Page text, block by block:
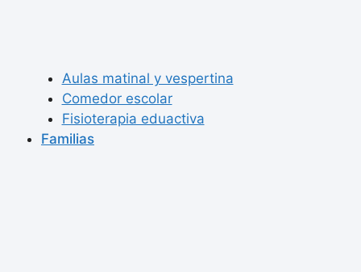
Aulas matinal y vespertina
Comedor escolar
Fisioterapia eduactiva
Familias